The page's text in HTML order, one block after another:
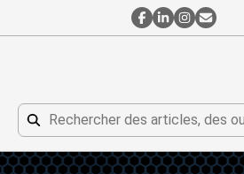
Rechercher
Rechercher
Contact
ContactContact